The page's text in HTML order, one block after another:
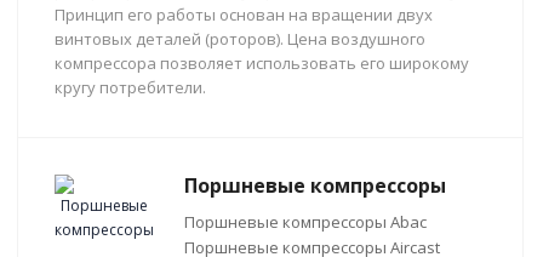
Принцип его работы основан на вращении двух
винтовых деталей (роторов). Цена воздушного
компрессора позволяет использовать его широкому
кругу потребители.
Поршневые компрессоры
Поршневые компрессоры Abac
Поршневые компрессоры Aircast